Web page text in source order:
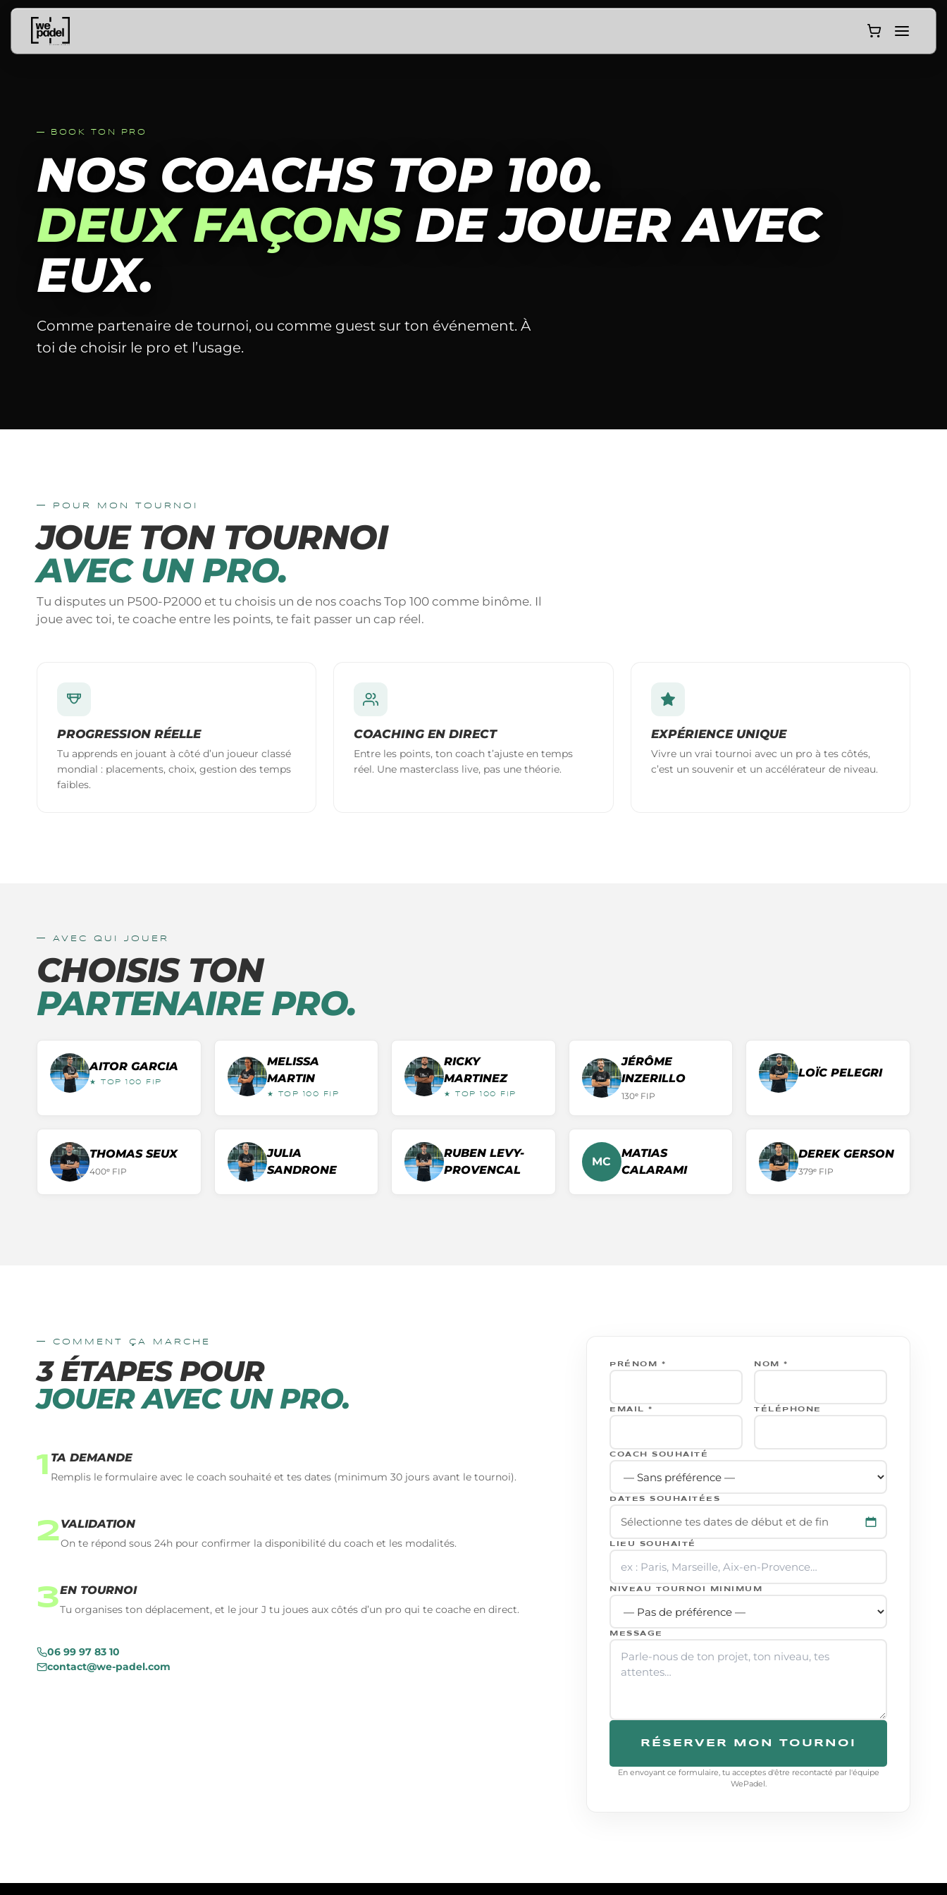
— BOOK TON PRO
NOS COACHS TOP 100.
DEUX FAÇONSDE JOUER AVEC
EUX.
Comme partenaire de tournoi, ou comme guest sur ton événement. À
toi de choisir le pro et l’usage.
POUR MON
TOURNOI
POUR MON
— POUR MON TOURNOI
JOUE TON TOURNOI
AVEC UN PRO.
Tu disputes un P500-P2000 et tu choisis un de nos coachs Top 100 comme binôme. Il
joue avec toi, te coache entre les points, te fait passer un cap réel.
PROGRESSION RÉELLE
Tu apprends en jouant à côté d’un joueur classé
mondial : placements, choix, gestion des temps
faibles.
COACHING EN DIRECT
Entre les points, ton coach t’ajuste en temps
réel. Une masterclass live, pas une théorie.
EXPÉRIENCE UNIQUE
Vivre un vrai tournoi avec un pro à tes côtés,
c’est un souvenir et un accélérateur de niveau.
— AVEC QUI JOUER
CHOISIS TON
PARTENAIRE PRO.
AITOR GARCIA
★ TOP 100 FIP
MELISSA
MARTIN
★ TOP 100 FIP
RICKY
MARTINEZ
★ TOP 100 FIP
JÉRÔME
INZERILLO
130ᵉ FIP
LOÏC PELEGRI
THOMAS SEUX
400ᵉ FIP
JULIA
SANDRONE
RUBEN LEVY-
PROVENCAL
MC
MATIAS
CALARAMI
DEREK GERSON
379ᵉ FIP
— COMMENT ÇA MARCHE
3 ÉTAPES POUR
JOUER AVEC UN PRO.
1 TA DEMANDE
Remplis le formulaire avec le coach souhaité et tes dates (minimum 30 jours avant le tournoi).
2VALIDATION
On te répond sous 24h pour confirmer la disponibilité du coach et les modalités.
3EN TOURNOI
Tu organises ton déplacement, et le jour J tu joues aux côtés d’un pro qui te coache en direct.
06 99 97 83 10
contact@we-padel.com
PRÉNOM * NOM *
EMAIL * TÉLÉPHONE
COACH SOUHAITÉ
DATES SOUHAITÉES
Sélectionne tes dates de début et de fin
LIEU SOUHAITÉ
NIVEAU TOURNOI MINIMUM
MESSAGE
RÉSERVER MON TOURNOI
En envoyant ce formulaire, tu acceptes d'être recontacté par l'équipe
WePadel.